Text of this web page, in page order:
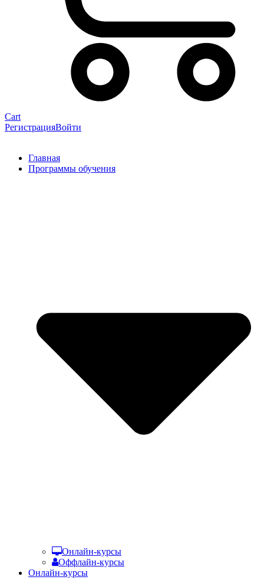
Cart
РегистрацияВойти
Главная
Программы обучения
Онлайн-курсы
Оффлайн-курсы
Онлайн-курсы